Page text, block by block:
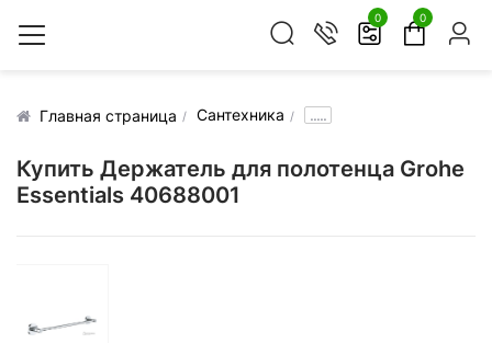
0 0
Главная страница Сантехника .....
Купить Держатель для полотенца Grohe
Essentials 40688001